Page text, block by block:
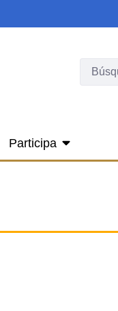
Participa